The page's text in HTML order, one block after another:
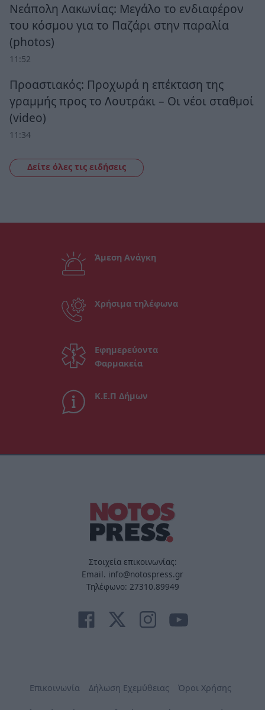
Νεάπολη Λακωνίας: Μεγάλο το ενδιαφέρον
του κόσμου για το Παζάρι στην παραλία
(photos)
11:52
Προαστιακός: Προχωρά η επέκταση της
γραμμής προς το Λουτράκι – Οι νέοι σταθμοί
(video)
11:34
Δείτε όλες τις ειδήσεις
Άμεση Ανάγκη
Χρήσιμα τηλέφωνα
Εφημερεύοντα
Φαρμακεία
Κ.Ε.Π Δήμων
Στοιχεία επικοινωνίας:
Email. info@notospress.gr
Τηλέφωνο: 27310.89949
Επικοινωνία Δήλωση Εχεμύθειας Όροι Χρήσης